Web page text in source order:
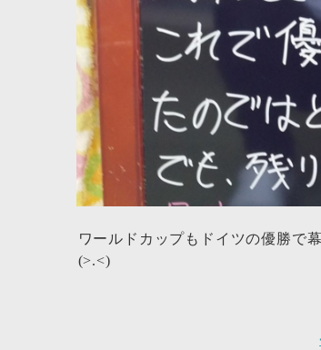
ワールドカップもドイツの優勝で
(>.<)